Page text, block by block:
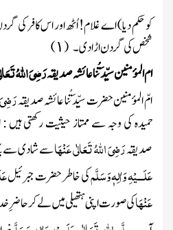
کو حکم دیا)اے غلام! اُٹھ اور اس کافر کی
شخص کی گردن اڑا دی۔(۱)
ام المؤمنین سیِّدَتُنا عائشہ صدیقہرَضِیَ اللہُ
امّ المؤمنین حضرت سیِّدَتُنا عائشہ صدیقہرَضِیَ
حمیدہ کی وجہ سے ممتاز حیثیت رکھتی ہیں
صدیقہرَضِیَ اللہُ تَعَالٰی عَنْہَاسے شادی سے
عَلَـــیْہِ وَاٰلِہٖ وَسَلَّمکی خاطر حضرت جبرئیل
عَنْہَاکی صورت اپنی ہتھیلی میں لے کر